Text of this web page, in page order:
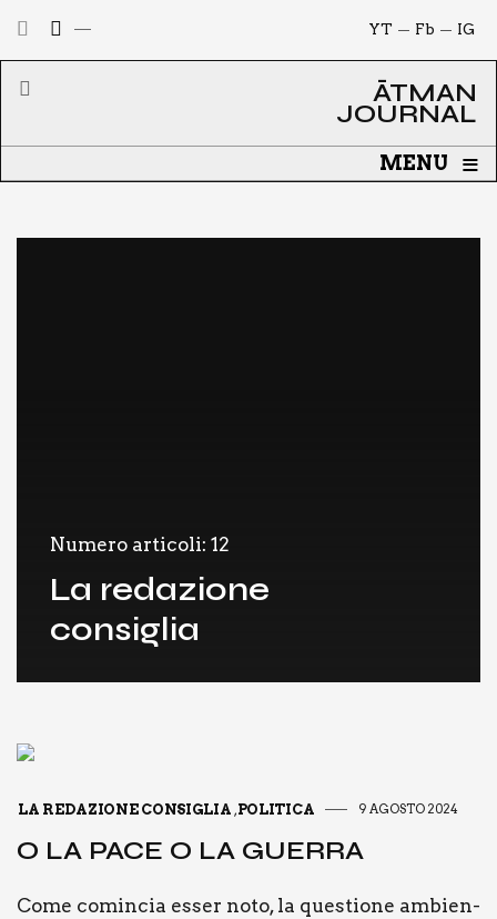
IG
Fb
YT
ĀTMAN
JOURNAL
MENU ≡
Numero articoli: 12
La redazione
consiglia
LA REDAZIONE CONSIGLIA ,POLITICA 9 AGOSTO 2024
O LA PACE O LA GUER­RA
Come comin­cia esser noto, la que­stio­ne ambien­